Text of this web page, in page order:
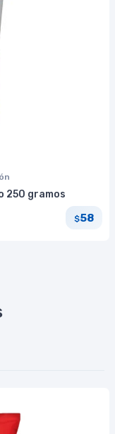
250 gramos
$58